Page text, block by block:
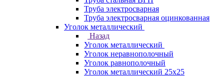
Труба электросварная
Труба электросварная оцинкованная
Уголок металлический
Назад
Уголок металлический
Уголок неравнополочный
Уголок равнополочный
Уголок металлический 25х25